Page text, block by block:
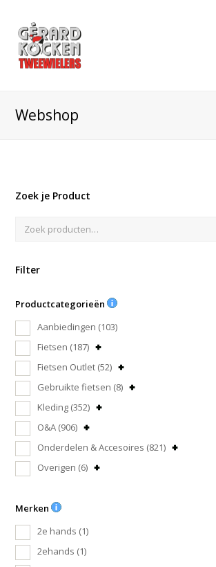
Webshop
Zoek je Product
Filter
Productcategorieën
Aanbiedingen (103)
Fietsen (187)
Fietsen Outlet (52)
Gebruikte fietsen (8)
Kleding (352)
O&A (906)
Onderdelen & Accesoires (821)
Overigen (6)
Merken
2e hands (1)
2ehands (1)